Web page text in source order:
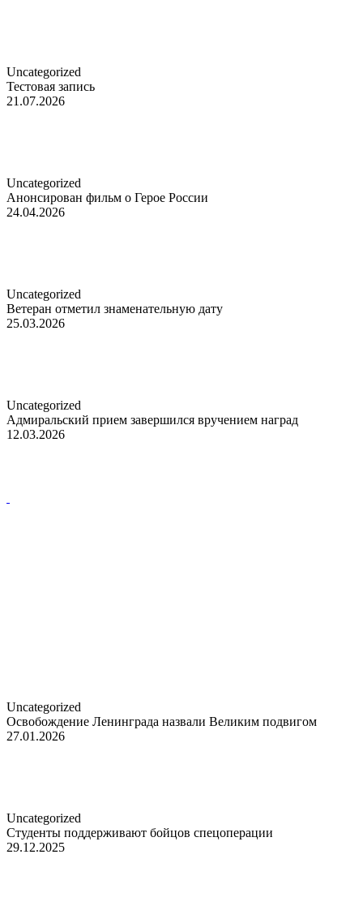
Uncategorized
Тестовая запись
21.07.2026
Uncategorized
Анонсирован фильм о Герое России
24.04.2026
Uncategorized
Ветеран отметил знаменательную дату
25.03.2026
Uncategorized
Адмиральский прием завершился вручением наград
12.03.2026
Uncategorized
Освобождение Ленинграда назвали Великим подвигом
27.01.2026
Uncategorized
Студенты поддерживают бойцов спецоперации
29.12.2025